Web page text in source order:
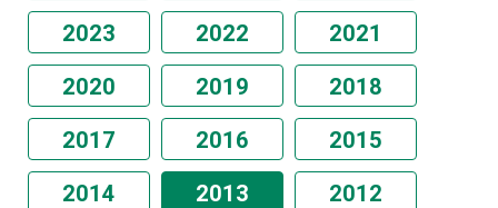
2023
2022
2021
2020
2019
2018
2017
2016
2015
2014
2013
2012